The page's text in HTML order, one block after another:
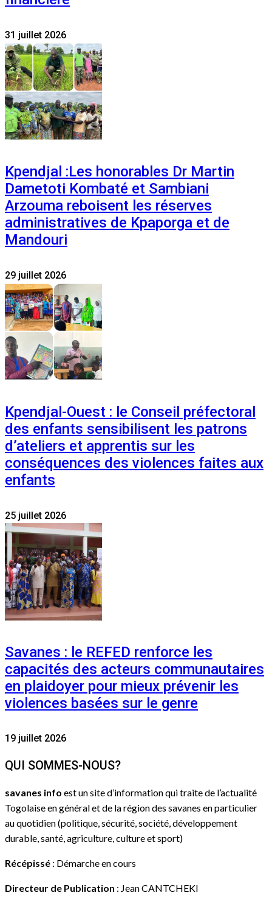
31 juillet 2026
Kpendjal :Les honorables Dr Martin
Dametoti Kombaté et Sambiani
Arzouma reboisent les réserves
administratives de Kpaporga et de
Mandouri
29 juillet 2026
Kpendjal-Ouest : le Conseil préfectoral
des enfants sensibilisent les patrons
d’ateliers et apprentis sur les
conséquences des violences faites aux
enfants
25 juillet 2026
Savanes : le REFED renforce les
capacités des acteurs communautaires
en plaidoyer pour mieux prévenir les
violences basées sur le genre
19 juillet 2026
QUI SOMMES-NOUS?
savanes info est un site d’information qui traite de l’actualité
Togolaise en général et de la région des savanes en particulier
au quotidien (politique, sécurité, société, développement
durable, santé, agriculture, culture et sport)
Récépissé : Démarche en cours
Directeur de Publication : Jean CANTCHEKI